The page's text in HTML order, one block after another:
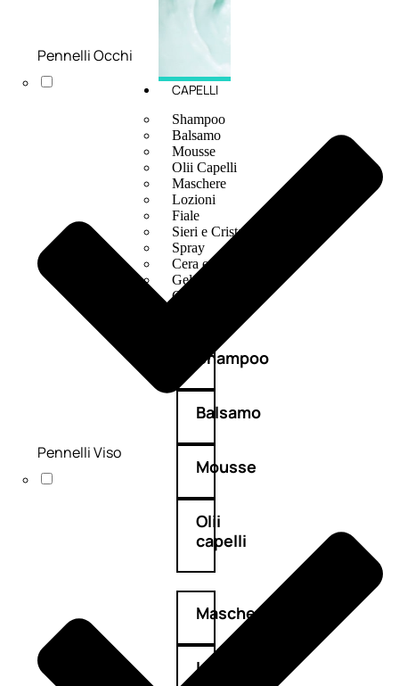
CAPELLI
Shampoo
Balsamo
Mousse
Olii Capelli
Maschere
Lozioni
Fiale
Sieri e Cristalli
Spray
Cera e Crema
Gel Capelli
Colorazione
Shampoo
Balsamo
Mousse
Olii
capelli
Maschere
Lozioni
Pennelli Occhi
Pennelli Viso